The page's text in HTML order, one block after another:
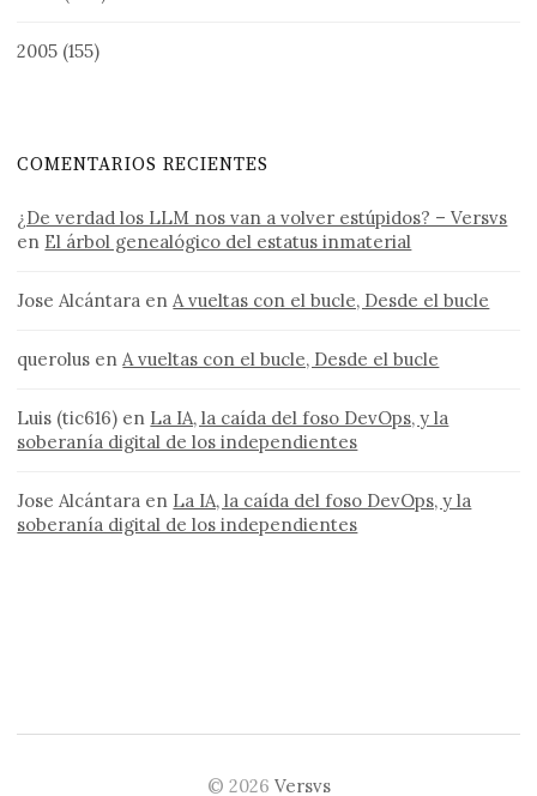
2005 (155)
COMENTARIOS RECIENTES
¿De verdad los LLM nos van a volver estúpidos? – Versvs
en El árbol genealógico del estatus inmaterial
Jose Alcántara enA vueltas con el bucle, Desde el bucle
querolus enA vueltas con el bucle, Desde el bucle
Luis (tic616) en La IA, la caída del foso DevOps, y la
soberanía digital de los independientes
Jose Alcántara en La IA, la caída del foso DevOps, y la
soberanía digital de los independientes
© 2026 Versvs